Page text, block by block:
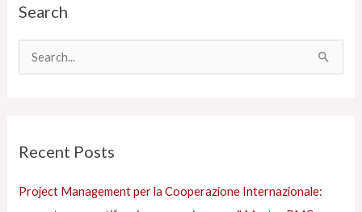
Search
a
Recent Posts
Project Management per la Cooperazione Internazionale:
a
i
s